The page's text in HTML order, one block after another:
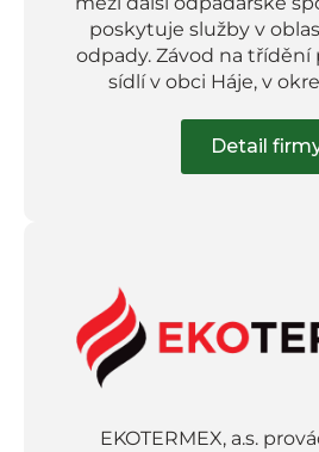
poskytuje služby v
odpady. Závod na třídění
sídlí v obci Háje, v
Detail
EKOTERMEX, a.s.